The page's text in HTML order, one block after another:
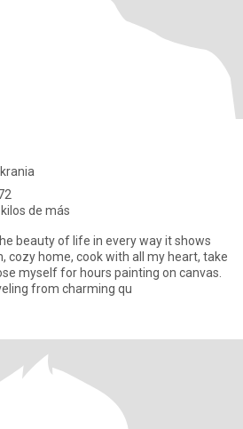
de más
beauty of life in every way it shows
cozy home, cook with all my heart, take
myself for hours painting on canvas.
from charming qu